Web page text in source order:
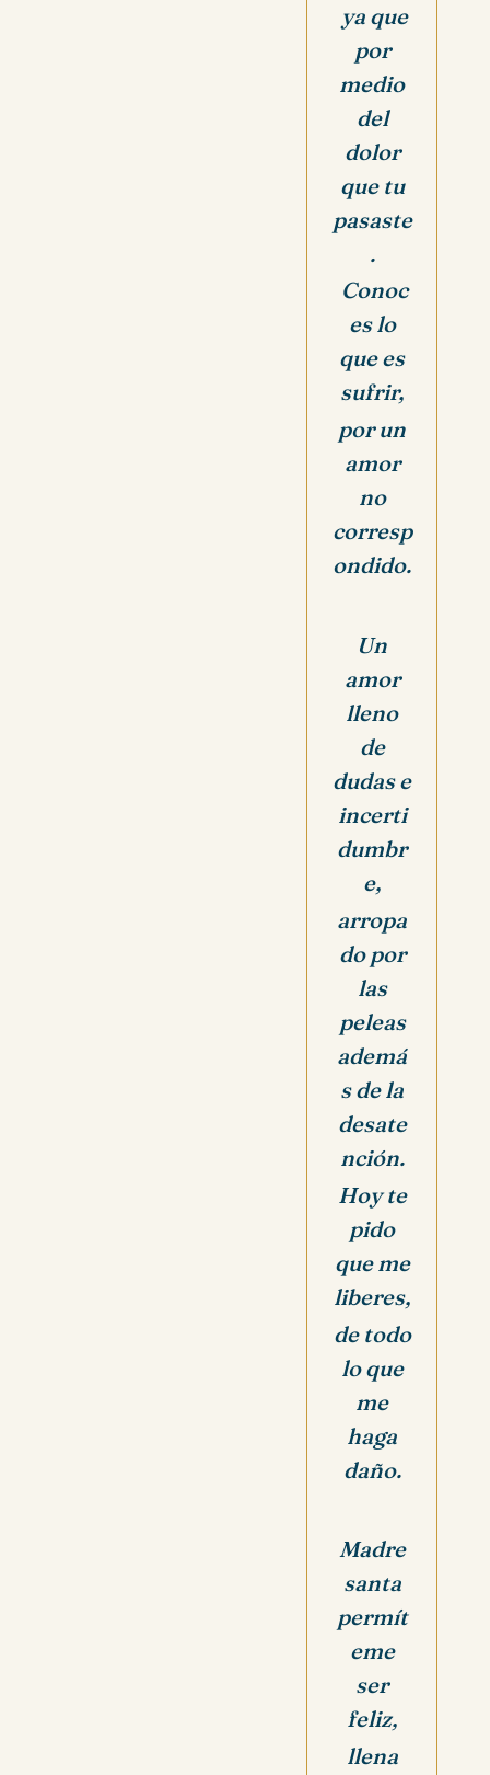
ya que
por
medio
del
dolor
que tu
pasaste
.
Conoc
es lo
que es
sufrir,
por un
amor
no
corresp
ondido.
Un
amor
lleno
de
dudas e
incerti
dumbr
e,
arropa
do por
las
peleas
ademá
s de la
desate
nción.
Hoy te
pido
que me
liberes,
de todo
lo que
me
haga
daño.
Madre
santa
permít
eme
ser
feliz,
llena